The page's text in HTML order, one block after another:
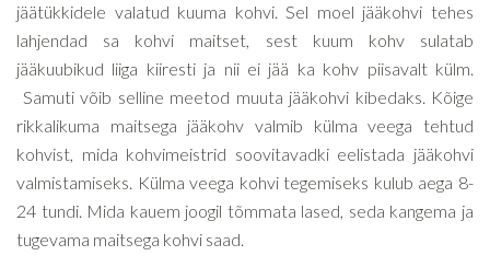
jäätükkidele valatud kuuma kohvi. Sel moel jääkohvi tehes
lahjendad sa kohvi maitset, sest kuum kohv sulatab
jääkuubikud liiga kiiresti ja nii ei jää ka kohv piisavalt külm.
Samuti võib selline meetod muuta jääkohvi kibedaks. Kõige
rikkalikuma maitsega jääkohv valmib külma veega tehtud
kohvist, mida kohvimeistrid soovitavadki eelistada jääkohvi
valmistamiseks. Külma veega kohvi tegemiseks kulub aega 8-
24 tundi. Mida kauem joogil tõmmata lased, seda kangema ja
tugevama maitsega kohvi saad.